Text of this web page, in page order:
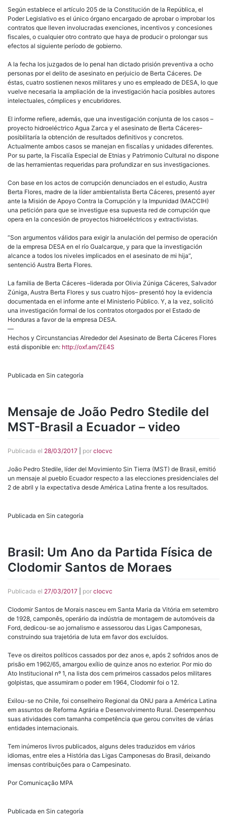
Según establece el artículo 205 de la Constitución de la República, el
Poder Legislativo es el único órgano encargado de aprobar o improbar los
contratos que lleven involucradas exenciones, incentivos y concesiones
fiscales, o cualquier otro contrato que haya de producir o prolongar sus
efectos al siguiente período de gobierno.
A la fecha los juzgados de lo penal han dictado prisión preventiva a ocho
personas por el delito de asesinato en perjuicio de Berta Cáceres. De
éstas, cuatro sostienen nexos militares y uno es empleado de DESA, lo que
vuelve necesaria la ampliación de la investigación hacia posibles autores
intelectuales, cómplices y encubridores.
El informe refiere, además, que una investigación conjunta de los casos –
proyecto hidroeléctrico Agua Zarca y el asesinato de Berta Cáceres–
posibilitaría la obtención de resultados definitivos y concretos.
Actualmente ambos casos se manejan en fiscalías y unidades diferentes.
Por su parte, la Fiscalía Especial de Etnias y Patrimonio Cultural no dispone
de las herramientas requeridas para profundizar en sus investigaciones.
Con base en los actos de corrupción denunciados en el estudio, Austra
Berta Flores, madre de la líder ambientalista Berta Cáceres, presentó ayer
ante la Misión de Apoyo Contra la Corrupción y la Impunidad (MACCIH)
una petición para que se investigue esa supuesta red de corrupción que
opera en la concesión de proyectos hidroeléctricos y extractivistas.
“Son argumentos válidos para exigir la anulación del permiso de operación
de la empresa DESA en el río Gualcarque, y para que la investigación
alcance a todos los niveles implicados en el asesinato de mi hija”,
sentenció Austra Berta Flores.
La familia de Berta Cáceres –liderada por Olivia Zúniga Cáceres, Salvador
Zúniga, Austra Berta Flores y sus cuatro hijos– presentó hoy la evidencia
documentada en el informe ante el Ministerio Público. Y, a la vez, solicitó
una investigación formal de los contratos otorgados por el Estado de
Honduras a favor de la empresa DESA.
—
Hechos y Circunstancias Alrededor del Asesinato de Berta Cáceres Flores
está disponible en: http://oxf.am/ZE4S
Publicada en Sin categoría
Mensaje de João Pedro Stedile del
MST-Brasil a Ecuador – video
Publicada el 28/03/2017 por clocvc
João Pedro Stedile, líder del Movimiento Sin Tierra (MST) de Brasil, emitió
un mensaje al pueblo Ecuador respecto a las elecciones presidenciales del
2 de abril y la expectativa desde América Latina frente a los resultados.
Publicada en Sin categoría
Brasil: Um Ano da Partida Física de
Clodomir Santos de Moraes
Publicada el 27/03/2017 por clocvc
Clodomir Santos de Morais nasceu em Santa Maria da Vitória em setembro
de 1928, camponês, operário da indústria de montagem de automóveis da
Ford, dedicou-se ao jornalismo e assessorou das Ligas Camponesas,
construindo sua trajetória de luta em favor dos excluídos.
Teve os direitos políticos cassados por dez anos e, após 2 sofridos anos de
prisão em 1962/65, amargou exílio de quinze anos no exterior. Por mio do
Ato Institucional nº 1, na lista dos cem primeiros cassados pelos militares
golpistas, que assumiram o poder em 1964, Clodomir foi o 12.
Exilou-se no Chile, foi conselheiro Regional da ONU para a América Latina
em assuntos de Reforma Agrária e Desenvolvimento Rural. Desempenhou
suas atividades com tamanha competência que gerou convites de várias
entidades internacionais.
Tem inúmeros livros publicados, alguns deles traduzidos em vários
idiomas, entre eles a História das Ligas Camponesas do Brasil, deixando
imensas contribuições para o Campesinato.
Por Comunicação MPA
Publicada en Sin categoría